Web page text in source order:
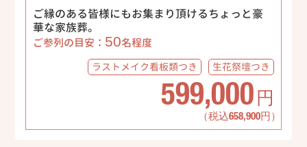
ご縁のある皆様にもお集まり頂けるちょっと豪
華な家族葬。
ご参列の目安： 50名程度
ラストメイク看板類つき 生花祭壇つき
599,000 円
（税込658,900円）